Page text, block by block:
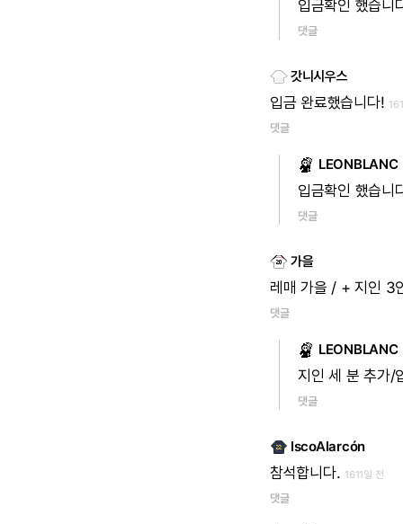
입금확인 했습니
댓글
갓니시우스
입금 완료했습니다!
댓글
LEONBLANC
입금확인 했습니
댓글
가을
레매 가을 / + 지인 3
댓글
LEONBLANC
지인 세 분 추가/
댓글
IscoAlarcón
참석합니다. 1611일 전
댓글